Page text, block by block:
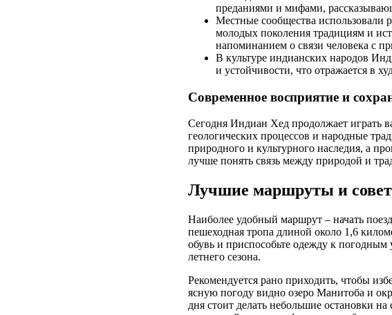
преданиями и мифами,
Местные сообщества использовали
молодых поколения традициям и
напоминанием о связи человека с
В культуре индианских народов
и устойчивости, что отражается в
Современное восприятие и
Сегодня Индиан Хед продолжает играть
геологических процессов и народные
природного и культурного наследия, а
лучше понять связь между природой и
Лучшие маршруты и
Наиболее удобный маршрут – начать
пешеходная тропа длиной около 1,6
обувь и приспособьте одежду к
летнего сезона.
Рекомендуется рано приходить, чтобы
ясную погоду видно озеро Манитоба и
дня стоит делать небольшие остановки